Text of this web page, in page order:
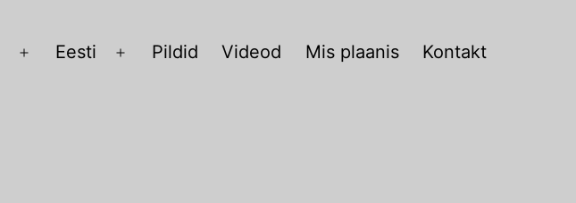
Open
Eesti
Open
Pildid Videod Mis plaanis Kontakt